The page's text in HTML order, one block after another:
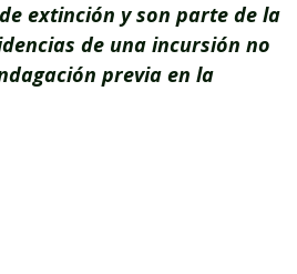
extinción y son parte de la
de una incursión no
previa en la